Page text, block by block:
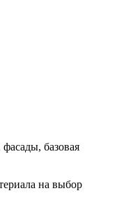
базовая
на выбор